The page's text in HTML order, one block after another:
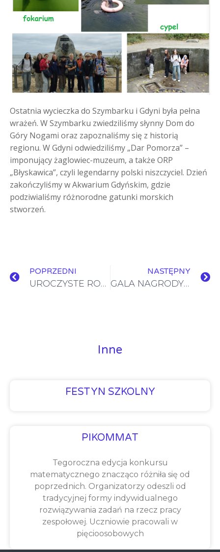
Ostatnia wycieczka do Szymbarku i Gdyni była pełna
wrażeń. W Szymbarku zwiedziliśmy słynny Dom do
Góry Nogami oraz zapoznaliśmy się z historią
regionu. W Gdyni odwiedziliśmy „Dar Pomorza” –
imponujący żaglowiec-muzeum, a także ORP
„Błyskawica”, czyli legendarny polski niszczyciel. Dzień
zakończyliśmy w Akwarium Gdyńskim, gdzie
podziwialiśmy różnorodne gatunki morskich
stworzeń.
POPRZEDNI
UROCZYSTE ROZPOCZĘCIE NOWEGO ROKU SZKOLNEGO
NASTĘPNY
GALA NAGRODY „LITERACKA PODRÓŻ HESTII 2024”
Inne
FESTYN SZKOLNY
PIKOMMAT
Tegoroczna edycja konkursu
matematycznego znacząco różniła się od
poprzednich. Organizatorzy odeszli od
tradycyjnej formy indywidualnego
rozwiązywania zadań na rzecz pracy
zespołowej. Uczniowie pracowali w
pięcioosobowych